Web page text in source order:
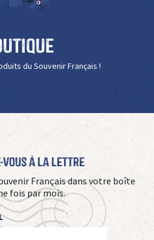
du Souvenir Français !
à La Lettre
Français dans votre boîte
fois par mois.